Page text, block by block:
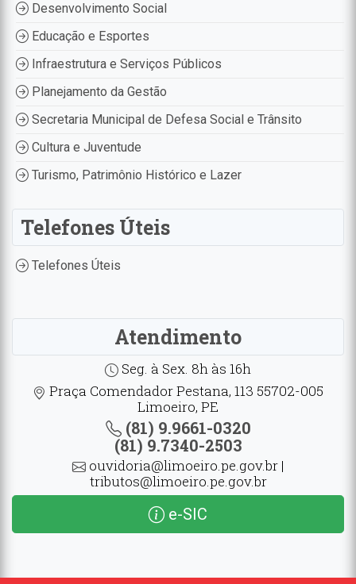
Desenvolvimento Social
Educação e Esportes
Infraestrutura e Serviços Públicos
Planejamento da Gestão
Secretaria Municipal de Defesa Social e Trânsito
Cultura e Juventude
Turismo, Patrimônio Histórico e Lazer
Telefones Úteis
Telefones Úteis
Atendimento
Seg. à Sex. 8h às 16h
Praça Comendador Pestana, 113 55702-005
Limoeiro, PE
(81) 9.9661-0320
(81) 9.7340-2503
ouvidoria@limoeiro.pe.gov.br |
tributos@limoeiro.pe.gov.br
e-SIC